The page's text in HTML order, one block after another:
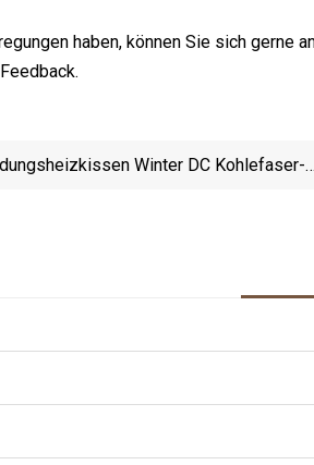
haben, können Sie sich gerne
Winter DC Kohlefaser-